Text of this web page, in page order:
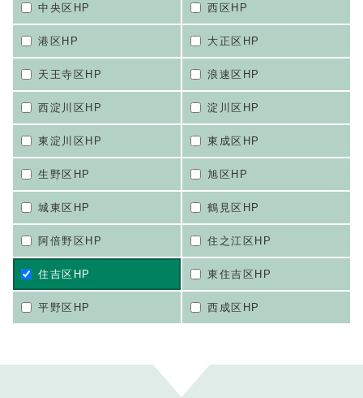
中央区HP 西区HP
港区HP 大正区HP
天王寺区HP 浪速区HP
西淀川区HP 淀川区HP
東淀川区HP 東成区HP
生野区HP 旭区HP
城東区HP 鶴見区HP
阿倍野区HP 住之江区HP
住吉区HP 東住吉区HP
平野区HP 西成区HP